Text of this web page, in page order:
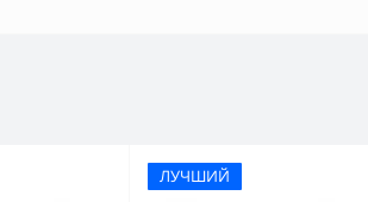
ЛУЧШИЙ